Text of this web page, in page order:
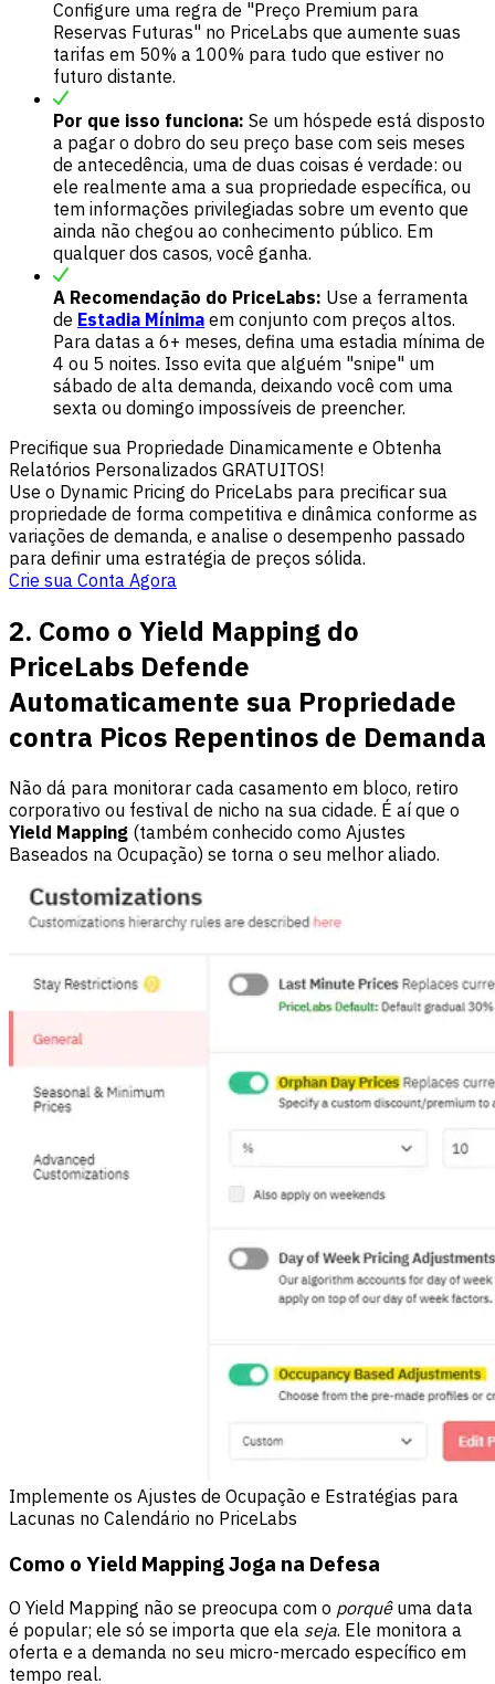
Configure uma regra de "Preço Premium para
Reservas Futuras" no PriceLabs que aumente suas
tarifas em 50% a 100% para tudo que estiver no
futuro distante.
Por que isso funciona: Se um hóspede está disposto
a pagar o dobro do seu preço base com seis meses
de antecedência, uma de duas coisas é verdade: ou
ele realmente ama a sua propriedade específica, ou
tem informações privilegiadas sobre um evento que
ainda não chegou ao conhecimento público. Em
qualquer dos casos, você ganha.
A Recomendação do PriceLabs: Use a ferramenta
de Estadia Mínima em conjunto com preços altos.
Para datas a 6+ meses, defina uma estadia mínima de
4 ou 5 noites. Isso evita que alguém "snipe" um
sábado de alta demanda, deixando você com uma
sexta ou domingo impossíveis de preencher.
Precifique sua Propriedade Dinamicamente e Obtenha
Relatórios Personalizados GRATUITOS!
Use o Dynamic Pricing do PriceLabs para precificar sua
propriedade de forma competitiva e dinâmica conforme as
variações de demanda, e analise o desempenho passado
para definir uma estratégia de preços sólida.
Crie sua Conta Agora
2. Como o Yield Mapping do
PriceLabs Defende
Automaticamente sua Propriedade
contra Picos Repentinos de Demanda
Não dá para monitorar cada casamento em bloco, retiro
corporativo ou festival de nicho na sua cidade. É aí que o
Yield Mapping (também conhecido como Ajustes
Baseados na Ocupação) se torna o seu melhor aliado.
Implemente os Ajustes de Ocupação e Estratégias para
Lacunas no Calendário no PriceLabs
Como o Yield Mapping Joga na Defesa
O Yield Mapping não se preocupa com o porquêuma data
é popular; ele só se importa que ela seja. Ele monitora a
oferta e a demanda no seu micro-mercado específico em
tempo real.